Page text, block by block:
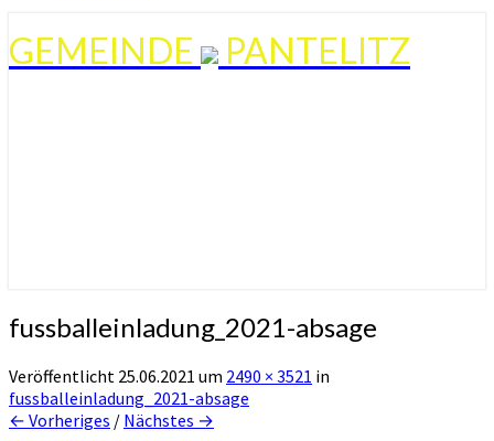
GEMEINDE PANTELITZ
fussballeinladung_2021-absage
Veröffentlicht 25.06.2021 um 2490 × 3521 in
fussballeinladung_2021-absage
← Vorheriges / Nächstes →